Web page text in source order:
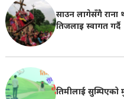
साउन लागेसँगै राना
तिजलाइ स्वागत गर्दै
तिमीलाई